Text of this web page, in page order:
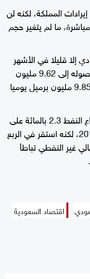
المملكة، لكنه لن
ما لم يتغير حجم
إلا قليلا في الأشهر
الأخيرة، حيث أظهر مسح لـ"رويترز" وصوله إلى 9.62 مليون
برميل يوميا في ديسمبر، مقارنة مع 9.85 مليون برميل يوميا
وانكمش الناتج المحلي الإجمالي لقطاع النفط 2.3 بالمائة على
أساس سنوي في الربع الثالث من 2014، لكنه استقر في الربع
غير النفطي تباطأ
اقتصاد السعودية